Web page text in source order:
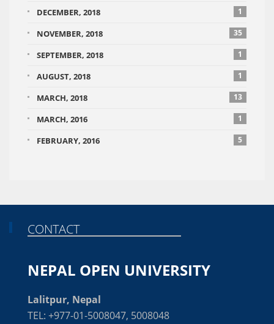
DECEMBER, 2018 1
NOVEMBER, 2018 35
SEPTEMBER, 2018 1
AUGUST, 2018 1
MARCH, 2018 13
MARCH, 2016 1
FEBRUARY, 2016 5
CONTACT
NEPAL OPEN UNIVERSITY
Lalitpur, Nepal
TEL: +977-01-5008047, 5008048